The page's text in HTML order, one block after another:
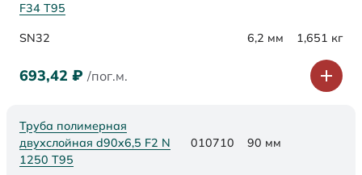
F34 Т95
SN32 6,2 мм 1,651 кг
693,42 ₽ /пог.м.
Труба полимерная
двухслойная d90x6,5 F2 N
1250 Т95
010710 90 мм